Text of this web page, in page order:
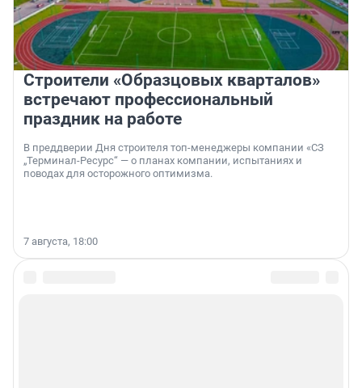
Строители «Образцовых кварталов»
встречают профессиональный
праздник на работе
В преддверии Дня строителя топ-менеджеры компании «СЗ
„Терминал-Ресурс“ — о планах компании, испытаниях и
поводах для осторожного оптимизма.
7 августа, 18:00